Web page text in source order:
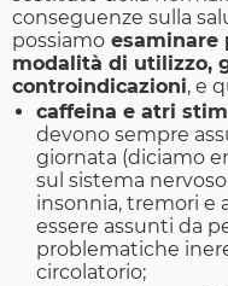
conseguenze sulla
possiamo esaminare
modalità di utilizzo,
controindicazioni, e
caffeina e atri
devono sempre
giornata (diciamo
sul sistema
insonnia, tremori e
essere assunti da
problematiche
circolatorio;